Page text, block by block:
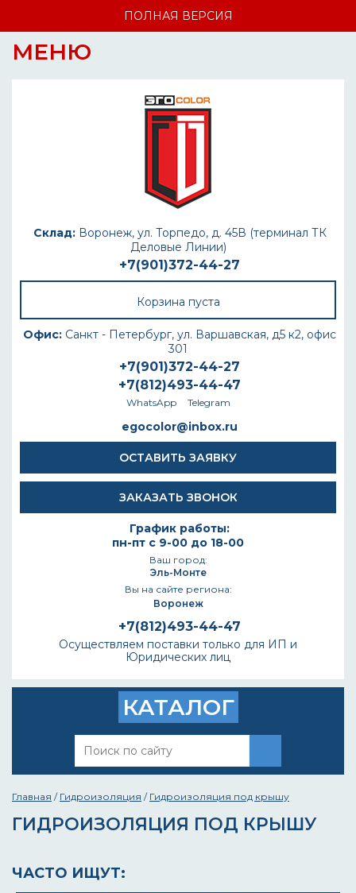
ПОЛНАЯ ВЕРСИЯ
МЕНЮ
Склад:Воронеж, ул. Торпедо, д. 45В (терминал ТК
Деловые Линии)
+7(901)372-44-27
Корзина пуста
Офис: Санкт - Петербург, ул. Варшавская, д5 к2, офис
301
+7(901)372-44-27
+7(812)493-44-47
WhatsApp Telegram
egocolor@inbox.ru
ОСТАВИТЬ ЗАЯВКУ
ЗАКАЗАТЬ ЗВОНОК
График работы:
пн-пт с 9-00 до 18-00
Ваш город:
Эль-Монте
Вы на сайте региона:
Воронеж
+7(812)493-44-47
Осуществляем поставки только для ИП и
Юридических лиц
КАТАЛОГ
Главная / Гидроизоляция / Гидроизоляция под крышу
ГИДРОИЗОЛЯЦИЯ ПОД КРЫШУ
ЧАСТО ИЩУТ: